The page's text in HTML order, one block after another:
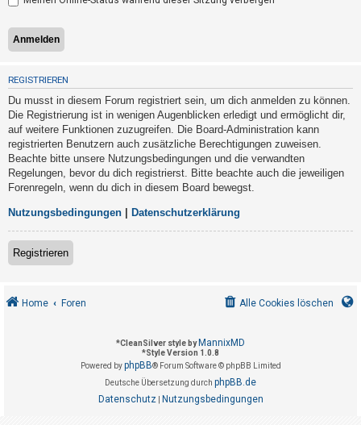
i
s
t
r
i
e
r
e
n
U
n
e
REGISTRIEREN
Du musst in diesem Forum registriert sein, um dich anmelden zu können.
Die Registrierung ist in wenigen Augenblicken erledigt und ermöglicht dir,
auf weitere Funktionen zuzugreifen. Die Board-Administration kann
registrierten Benutzern auch zusätzliche Berechtigungen zuweisen.
Beachte bitte unsere Nutzungsbedingungen und die verwandten
Regelungen, bevor du dich registrierst. Bitte beachte auch die jeweiligen
Forenregeln, wenn du dich in diesem Board bewegst.
Nutzungsbedingungen Datenschutzerklärung
Registrieren
Home Foren Alle Cookies löschen
*CleanSilver style by MannixMD
*Style Version 1.0.8
Powered byphpBB® Forum Software © phpBB Limited
Deutsche Übersetzung durch phpBB.de
Datenschutz| Nutzungsbedingungen